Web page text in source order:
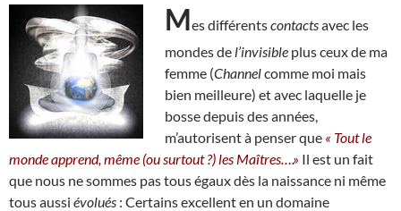
Mes différentscontactsavec les
mondes de l’invisible plus ceux de ma
femme (Channelcomme moi mais
bien meilleure) et avec laquelle je
bosse depuis des années,
m’autorisent à penser que « Tout le
monde apprend, même (ou surtout ?) les Maîtres….» Il est un fait
que nous ne sommes pas tous égaux dès la naissance ni même
tous aussi évolués : Certains excellent en un domaine